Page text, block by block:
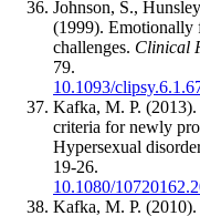
Johnson, S.,
(1999). Emotionally
challenges. Clinical
79.
10.1093/
Kafka, M. P.
criteria for newly
Hypersexual
19-26.
10.1080/
Kafka, M. P.